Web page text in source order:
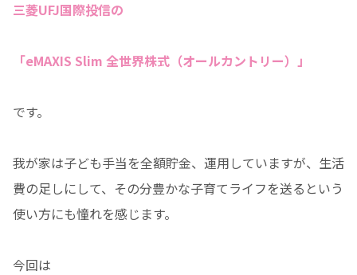
三菱UFJ国際投信の
「eMAXIS Slim 全世界株式（オールカントリー）」
です。
我が家は子ども手当を全額貯金、運用していますが、生活
費の足しにして、その分豊かな子育てライフを送るという
使い方にも憧れを感じます。
今回は